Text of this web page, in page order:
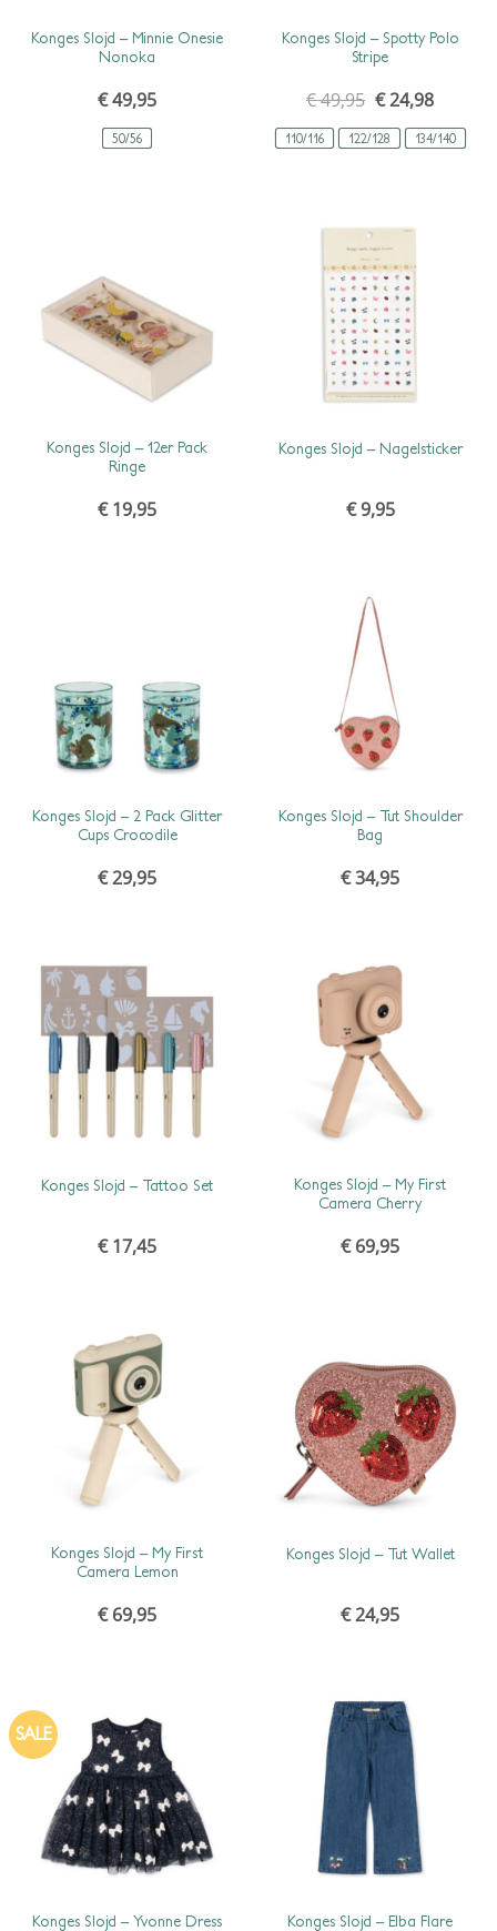
50/56
Konges Slojd – Minnie Onesie
Nonoka
€49,95
110/116 122/128 134/140
Konges Slojd – Spotty Polo
Stripe
€49,95 ursprünglicher
preis
war:
€ 49,95
€24,98aktueller
preis
ist:
€ 24,98.
SCHNELLANSICHT
Konges Slojd – 12er Pack
Ringe
€19,95
Konges Slojd – Nagelsticker
€9,95
Konges Slojd – 2 Pack Glitter
Cups Crocodile
€29,95
Konges Slojd – Tut Shoulder
Bag
€34,95
Konges Slojd – Tattoo Set
€17,45
Konges Slojd – My First
Camera Cherry
€69,95
Konges Slojd – My First
Camera Lemon
€69,95
Konges Slojd – Tut Wallet
€24,95
SALE
Konges Slojd – Yvonne Dress Konges Slojd – Elba Flare